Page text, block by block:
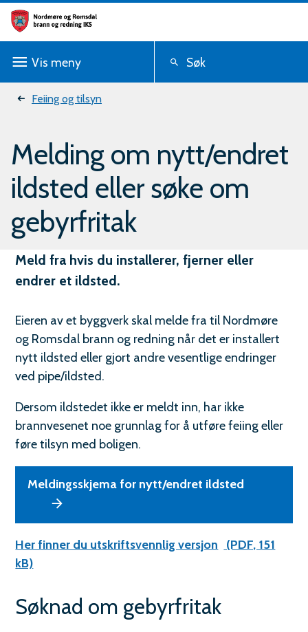
o
ø
r
e
o
g
R
m
s
a
l
b
r
a
n
o
g
Søk
Vis meny
Du
her:
Feiing og tilsyn
Melding om nytt/endret
ildsted eller søke om
gebyrfritak
Meld fra hvis du installerer, fjerner eller
endrer et ildsted.
Eieren av et byggverk skal melde fra til Nordmøre
og Romsdal brann og redning når det er installert
nytt ildsted eller gjort andre vesentlige endringer
ved pipe/ildsted.
Dersom ildstedet ikke er meldt inn, har ikke
brannvesenet noe grunnlag for å utføre feiing eller
føre tilsyn med boligen.
Meldingsskjema for nytt/endret ildsted
Her finner du utskriftsvennlig versjon
(PDF, 151
kB)
Søknad om gebyrfritak